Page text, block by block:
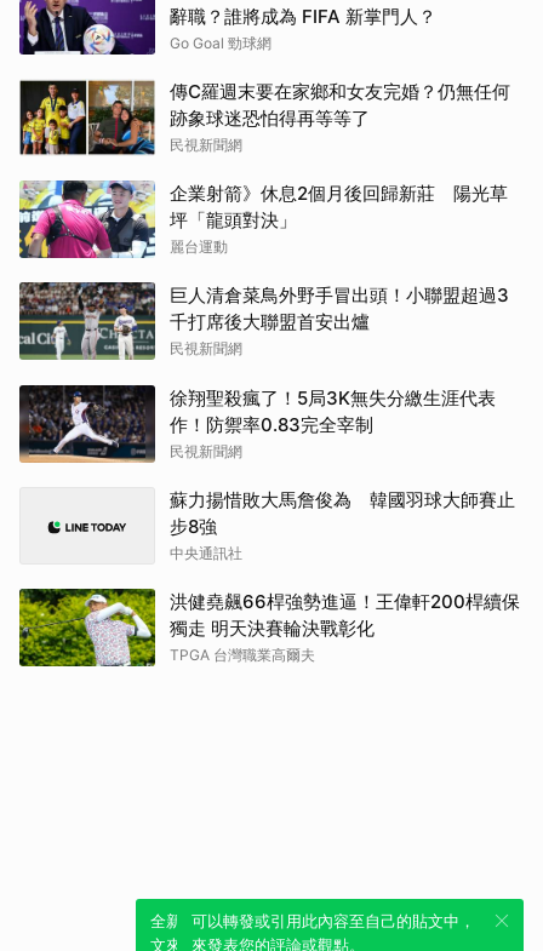
辭職？誰將成為 FIFA 新掌門人？
Go Goal 勁球網
傳C羅週末要在家鄉和女友完婚？仍無任何
跡象球迷恐怕得再等等了
民視新聞網
企業射箭》休息2個月後回歸新莊 陽光草
坪「龍頭對決」
麗台運動
巨人清倉菜鳥外野手冒出頭！小聯盟超過3
千打席後大聯盟首安出爐
民視新聞網
徐翔聖殺瘋了！5局3K無失分繳生涯代表
作！防禦率0.83完全宰制
民視新聞網
蘇力揚惜敗大馬詹俊為 韓國羽球大師賽止
步8強
中央通訊社
洪健堯飆66桿強勢進逼！王偉軒200桿續保
獨走 明天決賽輪決戰彰化
TPGA 台灣職業高爾夫
全新體驗！一鍵引用此內容，透過發布貼
文來輕鬆表達個人立場。
可以轉發或引用此內容至自己的貼文中，
來發表您的評論或觀點。